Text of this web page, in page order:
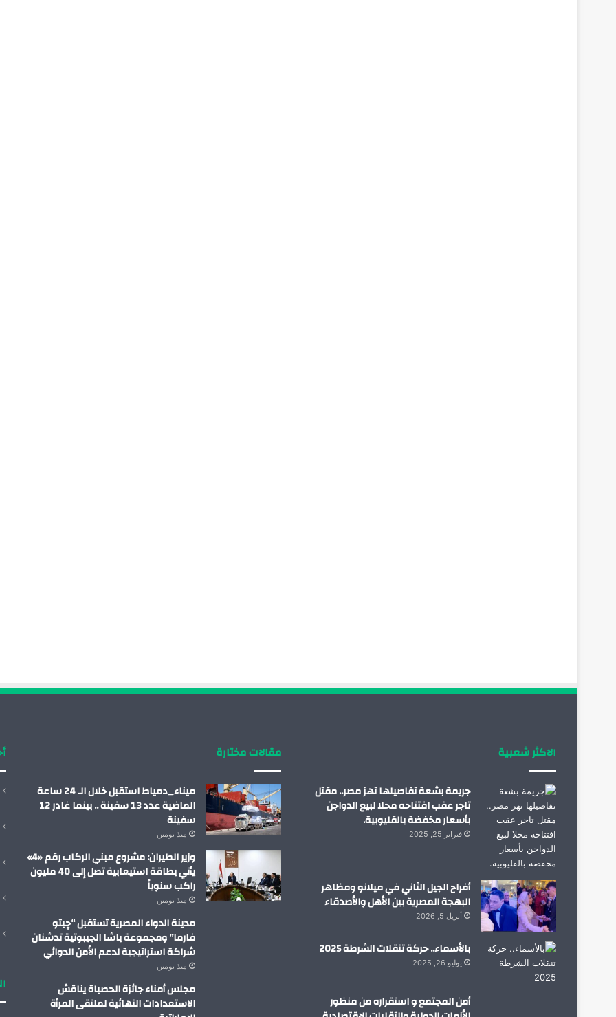
الاكثر شعبية
جريمة بشعة تفاصيلها تهز مصر.. مقتل
تاجر عقب افتتاحه محلا لبيع الدواجن
بأسعار مخفضة بالقليوبية.
فبراير 25, 2025
أفراح الجيل الثاني في ميلانو ومظاهر
البهجة المصرية بين الأهل والأصدقاء
أبريل 5, 2026
بالأسماء.. حركة تنقلات الشرطة 2025
يوليو 26, 2025
أمن المجتمع و استقراره من منظور
مقالات مختارة
ميناء_دمياط استقبل خلال الـ 24 ساعة
الماضية عدد 13 سفينة .. بينما غادر 12
سفينة
منذ يومين
وزير الطيران: مشروع مبني الركاب رقم «4»
يأتي بطاقة استيعابية تصل إلى 40 مليون
راكب سنوياً
منذ يومين
مدينة الدواء المصرية تستقبل “چبتو
فارما” ومجموعة باشا الجيبوتية تدشنان
شراكة استراتيجية لدعم الأمن الدوائي
منذ يومين
مجلس أمناء جائزة الحصباة يناقش
الاستعدادات النهائية لملتقى المرأة